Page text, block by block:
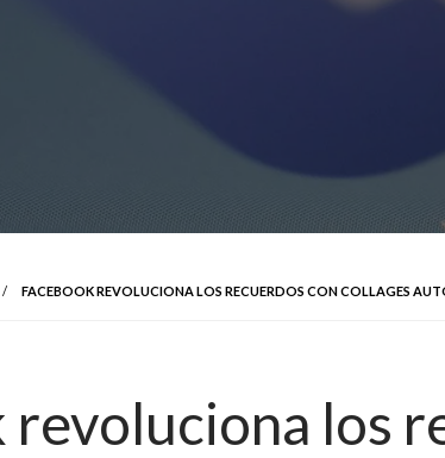
FACEBOOK REVOLUCIONA LOS RECUERDOS CON COLLAGES
revoluciona los